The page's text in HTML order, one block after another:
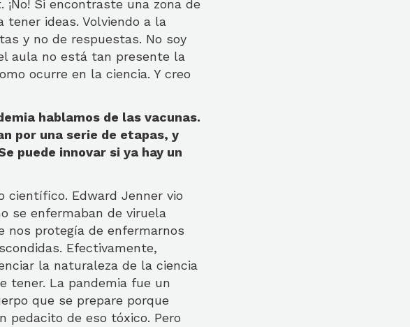
Si encontraste una zona de
tener ideas. Volviendo a la
y no de respuestas. No soy
aula no está tan presente la
ocurre en la ciencia. Y creo
hablamos de las vacunas.
por una serie de etapas, y
puede innovar si ya hay un
Edward Jenner vio
se enfermaban de viruela
nos protegía de enfermarnos
Efectivamente,
la naturaleza de la ciencia
tener. La pandemia fue un
que se prepare porque
pedacito de eso tóxico. Pero